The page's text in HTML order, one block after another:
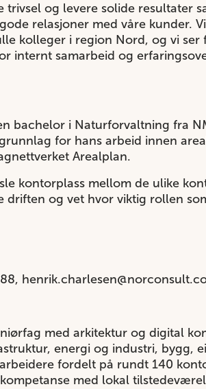
og levere solide resultater
relasjoner med våre kunder.
kolleger i region Nord, og vi ser
internt samarbeid og
bachelor i Naturforvaltning fra
for hans arbeid innen
Arealplan.
kontorplass mellom de ulike
og vet hvor viktig rollen
med arkitektur og digital
energi og industri, bygg,
fordelt på rundt 140
med lokal